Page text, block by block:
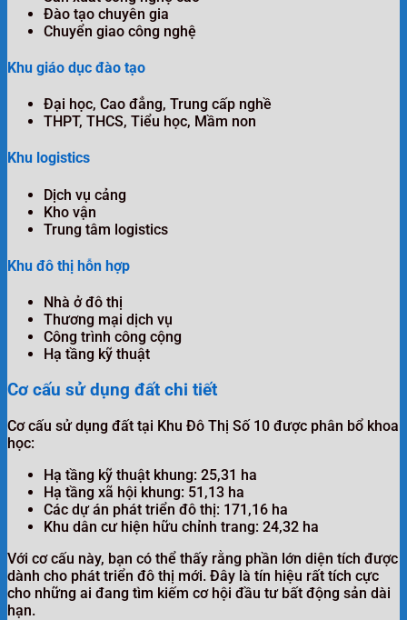
Đào tạo chuyên gia
Chuyển giao công nghệ
Khu giáo dục đào tạo
Đại học, Cao đẳng, Trung cấp nghề
THPT, THCS, Tiểu học, Mầm non
Khu logistics
Dịch vụ cảng
Kho vận
Trung tâm logistics
Khu đô thị hỗn hợp
Nhà ở đô thị
Thương mại dịch vụ
Công trình công cộng
Hạ tầng kỹ thuật
Cơ cấu sử dụng đất chi tiết
Cơ cấu sử dụng đất tại Khu Đô Thị Số 10 được phân bổ khoa
học:
Hạ tầng kỹ thuật khung: 25,31 ha
Hạ tầng xã hội khung: 51,13 ha
Các dự án phát triển đô thị: 171,16 ha
Khu dân cư hiện hữu chỉnh trang: 24,32 ha
Với cơ cấu này, bạn có thể thấy rằng phần lớn diện tích được
dành cho phát triển đô thị mới. Đây là tín hiệu rất tích cực
cho những ai đang tìm kiếm cơ hội đầu tư bất động sản dài
hạn.